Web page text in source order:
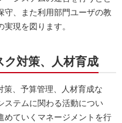
守、また利用部門ユーザの教
現を図ります。
ク対策、人材育成
策、予算管理、人材育成な
ステムに関わる活動につい
めていくマネージメントを行